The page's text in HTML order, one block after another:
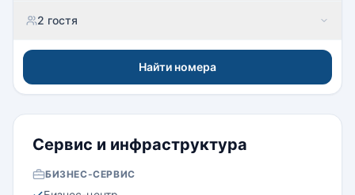
2 гостя
Найти номера
Сервис и инфраструктура
БИЗНЕС-СЕРВИС